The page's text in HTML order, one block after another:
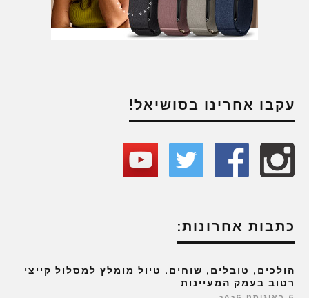
עקבו אחרינו בסושיאל!
כתבות אחרונות:
הולכים, טובלים, שוחים. טיול מומלץ למסלול קייצי
רטוב בעמק המעיינות